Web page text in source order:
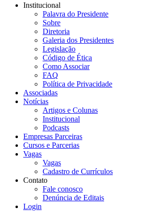
Institucional
Palavra do Presidente
Sobre
Diretoria
Galeria dos Presidentes
Legislação
Código de Ética
Como Associar
FAQ
Política de Privacidade
Associadas
Notícias
Artigos e Colunas
Institucional
Podcasts
Empresas Parceiras
Cursos e Parcerias
Vagas
Vagas
Cadastro de Currículos
Contato
Fale conosco
Denúncia de Editais
Login